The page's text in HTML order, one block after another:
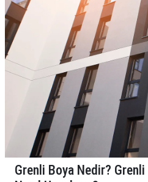
Grenli Boya Nedir? Grenli